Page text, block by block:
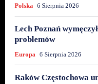
Polska 6 Sierpnia 2026
Lech Poznań
problemów
Europa 6 Sierpnia 2026
Raków Częstochowa